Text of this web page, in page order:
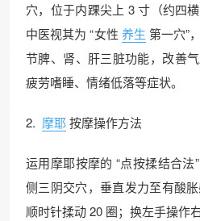
穴，位于内踝尖上 3 寸（约四
中医视其为 “女性 养生 第一穴”
节脾、肾、肝三脏功能，改善
疲劳嗜睡、情绪低落等症状。​
2. 摩耶按摩操作方法​
运用摩耶按摩的 “点按揉结合
侧三阴交穴，垂直发力至有酸
顺时针揉动 20 圈；换左手操作